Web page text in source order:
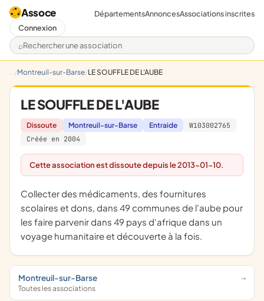
Assoce
Rechercher une association
DépartementsAnnoncesAssociations inscrites
Connexion
Montreuil-sur-Barse LE SOUFFLE DE L'AUBE
LE SOUFFLE DE L'AUBE
Dissoute Montreuil-sur-Barse Entraide
W103002765
Créée en 2004
Cette association est dissoute depuis le 2013-01-10.
collecter des médicaments, des fournitures
scolaires et dons, dans 49 communes de l'aube pour
les faire parvenir dans 49 pays d'afrique dans un
voyage humanitaire et découverte à la fois.
Montreuil-sur-Barse
Toutes les associations